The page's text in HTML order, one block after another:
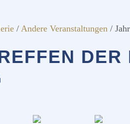
/ Andere Veranstaltungen /
DER